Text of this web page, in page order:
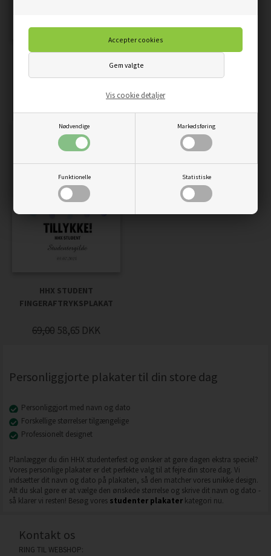
Nødvendige Markedsføring
Funktionelle Statistiske
Vis cookie detaljer
PLAKAT - HHX STUDENT
69,00
HHX STUDENT
FINGERAFTRYKSPLAKAT
69,00 58,65 DKK
Personliggjorte plakater til din store dag
Personliggjort med navn og dato
Forskellige størrelser tilgængelige
Professionelt designet
Planlægger du din HHX studenterfest og ønsker at gøre dagen ekstra speciel?
Vores personlige plakater er det perfekte valg til at fejre din store dag. Vi
indsætter dit navn og dato på plakaten, så den matcher vores unikke design.
Alt du skal gøre er at vælge den ønskede størrelse og skrive dit navn og dato -
så klarer vi resten! Besøg vores studenter plakater kategori nu.
Kontakt os
RING TIL WEBSHOP: